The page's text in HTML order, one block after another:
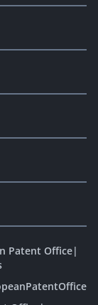
Patent Office|